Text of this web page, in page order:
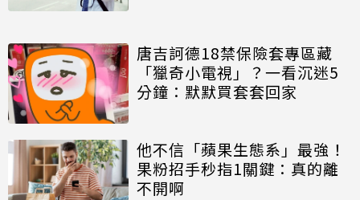
唐吉訶德18禁保險套專區藏
「獵奇小電視」？一看沉迷5
分鐘：默默買套套回家
他不信「蘋果生態系」最強！
果粉招手秒指1關鍵：真的離
不開啊